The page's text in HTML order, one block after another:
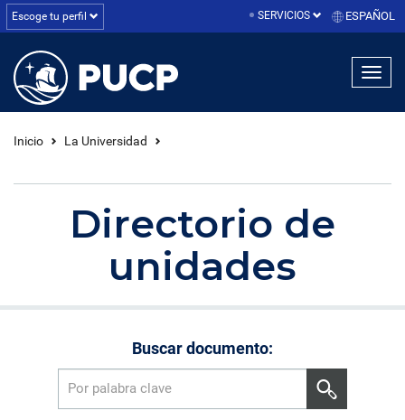
Escoge tu perfil SERVICIOS ESPAÑOL
Inicio La Universidad
Directorio de
unidades
Buscar documento: